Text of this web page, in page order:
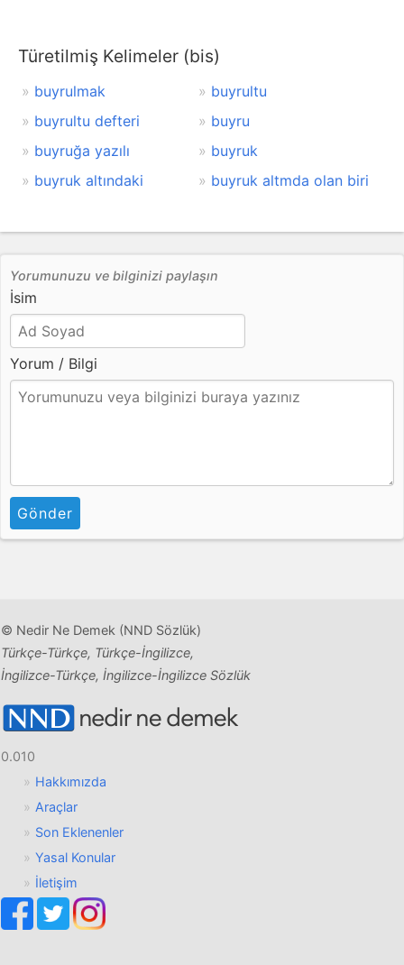
Türetilmiş Kelimeler (bis)
buyrulmak
buyrultu
buyrultu defteri
buyru
buyruğa yazılı
buyruk
buyruk altındaki
buyruk altmda olan biri
Yorumunuzu ve bilginizi paylaşın
İsim
Yorum / Bilgi
Gönder
© Nedir Ne Demek (NND Sözlük)
Türkçe-Türkçe, Türkçe-İngilizce,
İngilizce-Türkçe, İngilizce-İngilizce Sözlük
0.010
Hakkımızda
Araçlar
Son Eklenenler
Yasal Konular
İletişim